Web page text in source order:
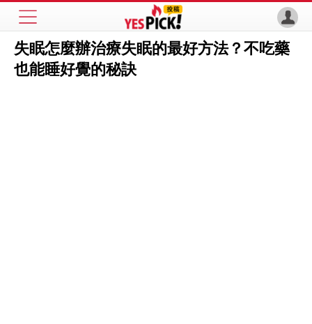
失眠怎麼辦治療失眠的最好方法？不吃藥
也能睡好覺的秘訣